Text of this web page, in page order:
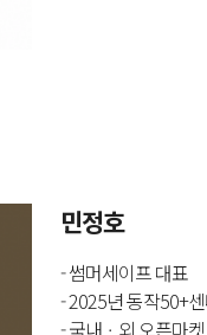
민정호
- 썸머세이프 대표
- 2025년 동작50+
- 국내ㆍ외 오픈마